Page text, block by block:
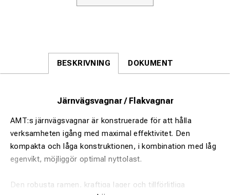
BESKRIVNING DOKUMENT
Järnvägsvagnar / Flakvagnar
AMT:s järnvägsvagnar är konstruerade för att hålla
verksamheten igång med maximal effektivitet. Den
kompakta och låga konstruktionen, i kombination med låg
egenvikt, möjliggör optimal nyttolast.
Den robusta ramen, kraftiga lager och tillförlitliga